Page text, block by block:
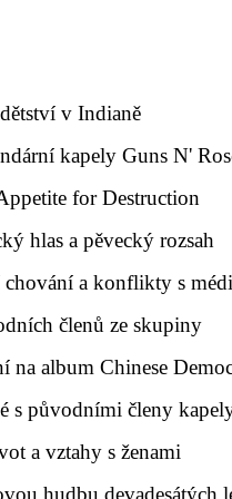
v Indianě
kapely Guns N'
for Destruction
hlas a pěvecký rozsah
a konflikty s
členů ze skupiny
na album Chinese
s původními členy
a vztahy s ženami
hudbu devadesátých